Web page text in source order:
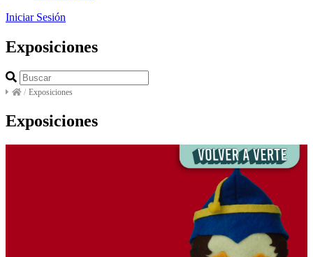
Iniciar Sesión
Exposiciones
/ Exposiciones
Exposiciones